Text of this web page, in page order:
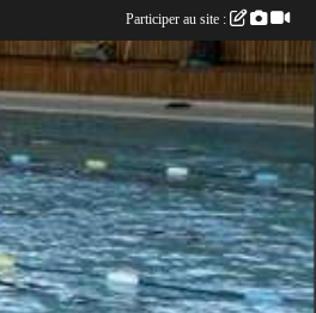
Participer au site :